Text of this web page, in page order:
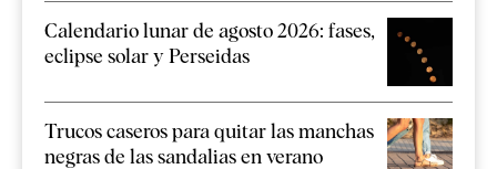
Calendario lunar de agosto 2026: fases,
eclipse solar y Perseidas
Trucos caseros para quitar las manchas
negras de las sandalias en verano